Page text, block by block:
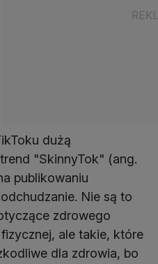
dużą
"SkinnyTok" (ang.
publikowaniu
Nie są to
zdrowego
ale takie, które
dla zdrowia, bo